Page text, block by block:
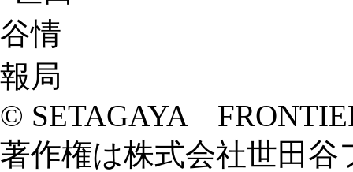
© SETAGAYA
著作権は株式会社世田